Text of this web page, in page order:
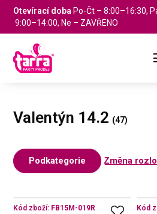
Otevírací doba Po-Čt – 8:00–16:30,
9:00–14:00, Ne – ZAVŘENO
Valentýn 14.2
Podkategorie Změna
Kód zboží: FB15M-019R Kód